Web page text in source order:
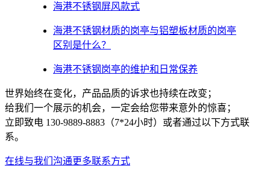
海港不锈钢屏风款式
海港不锈钢材质的岗亭与铝塑板材质的岗亭
区别是什么？
海港不锈钢岗亭的维护和日常保养
世界始终在变化，产品品质的诉求也持续在改变；
给我们一个展示的机会，一定会给您带来意外的惊喜；
立即致电 130-9889-8883（7*24小时）或者通过以下方式联
系。
在线与我们沟通更多联系方式